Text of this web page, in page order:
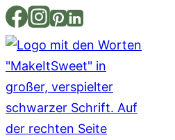
Zum
Inhalt
springen